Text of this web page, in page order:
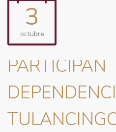
3
octubre
PARTICIPAN